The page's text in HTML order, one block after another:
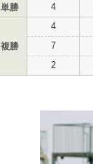
単勝 4
複勝
4
7
2